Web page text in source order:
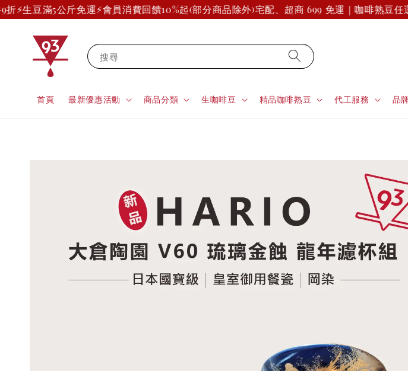
生豆滿5公斤免運⚡會員消費回饋10%起(部分商品除外)宅配、超商 699 免運｜咖啡熟豆任選2
搜尋
首頁 最新優惠活動 商品分類 生咖啡豆 精品咖啡熟豆 代工服務 品